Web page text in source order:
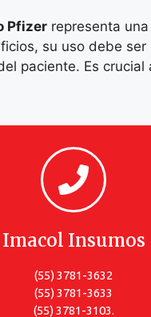
Pfizer representa
su uso debe
paciente. Es
Imacol Insumos
(55) 3781-3632
(55) 3781-3633
(55) 3781-3103.